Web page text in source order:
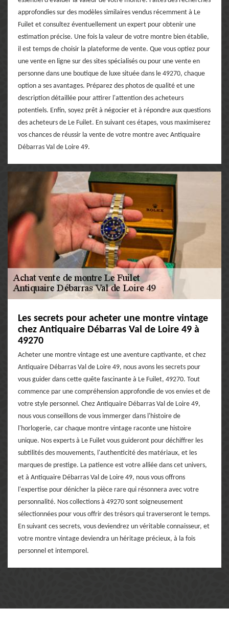
approfondies sur des modèles similaires vendus récemment à Le
Fuilet et consultez éventuellement un expert pour obtenir une
estimation précise. Une fois la valeur de votre montre bien établie,
il est temps de choisir la plateforme de vente. Que vous optiez pour
une vente en ligne sur des sites spécialisés ou pour une vente en
personne dans une boutique de luxe située dans le 49270, chaque
option a ses avantages. Préparez des photos de qualité et une
description détaillée pour attirer l'attention des acheteurs
potentiels. Enfin, soyez prêt à négocier et à répondre aux questions
des acheteurs de Le Fuilet. En suivant ces étapes, vous maximiserez
vos chances de réussir la vente de votre montre avec Antiquaire
Débarras Val de Loire 49.
Les secrets pour acheter une montre vintage
chez Antiquaire Débarras Val de Loire 49 à
49270
Acheter une montre vintage est une aventure captivante, et chez
Antiquaire Débarras Val de Loire 49, nous avons les secrets pour
vous guider dans cette quête fascinante à Le Fuilet, 49270. Tout
commence par une compréhension approfondie de vos envies et de
votre style personnel. Chez Antiquaire Débarras Val de Loire 49,
nous vous conseillons de vous immerger dans l'histoire de
l'horlogerie, car chaque montre vintage raconte une histoire
unique. Nos experts à Le Fuilet vous guideront pour déchiffrer les
subtilités des mouvements, l'authenticité des matériaux, et les
marques de prestige. La patience est votre alliée dans cet univers,
et à Antiquaire Débarras Val de Loire 49, nous vous offrons
l'expertise pour dénicher la pièce rare qui résonnera avec votre
personnalité. Nos collections à 49270 sont soigneusement
sélectionnées pour vous offrir des trésors qui traverseront le temps.
En suivant ces secrets, vous deviendrez un véritable connaisseur, et
votre montre vintage deviendra un héritage précieux, à la fois
personnel et intemporel.